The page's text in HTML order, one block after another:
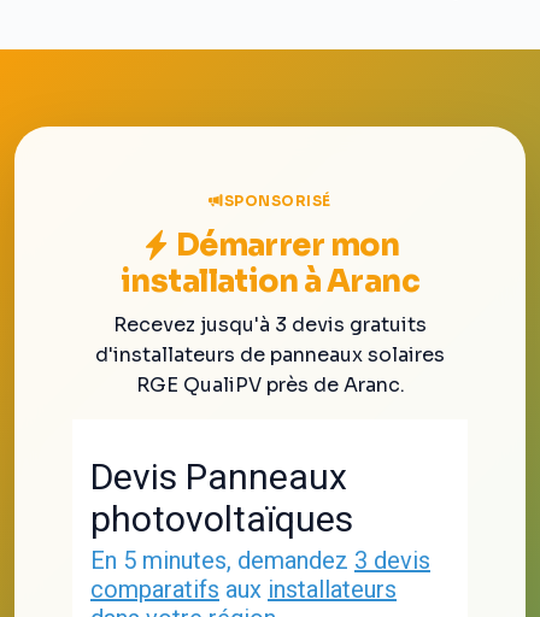
SPONSORISÉ
Démarrer mon
installation à Aranc
Recevez jusqu'à 3 devis gratuits
d'installateurs de panneaux solaires
RGE QualiPV près de Aranc.
Devis Panneaux
photovoltaïques
En 5 minutes, demandez 3 devis
comparatifs aux installateurs